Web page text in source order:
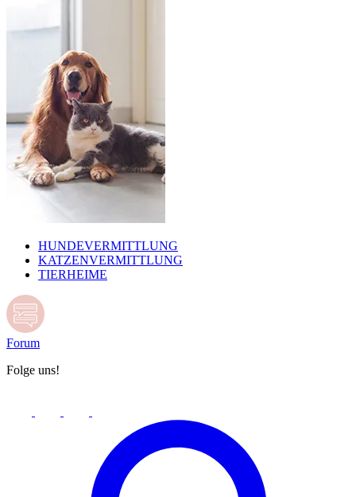
HUNDEVERMITTLUNG
KATZENVERMITTLUNG
TIERHEIME
Forum
Folge uns!